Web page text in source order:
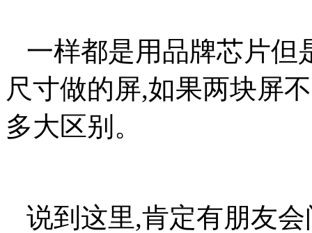
一样都是用品牌芯片但
尺寸做的屏,如果两块屏
多大区别。
说到这里,肯定有朋友